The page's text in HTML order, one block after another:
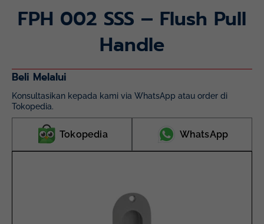
FPH 002 SSS – Flush Pull
Handle
Beli Melalui
Konsultasikan kepada kami via WhatsApp atau order di
Tokopedia.
Tokopedia WhatsApp